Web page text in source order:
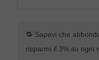
🔁 Sapevi che
risparmi il 3% su ogni